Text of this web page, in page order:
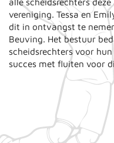
vereniging. Tessa en
dit in ontvangst te
Beuving. Het bestuur
scheidsrechters voor
succes met fluiten voor